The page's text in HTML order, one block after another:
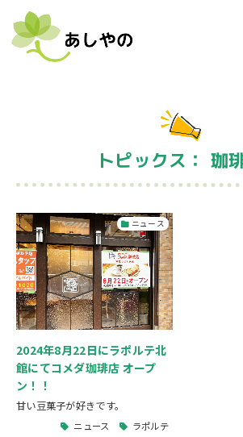
トピックス： 珈
ニュース
2024年8月22日にラポルテ北
館にてコメダ珈琲店 オープ
ン！！
甘い豆菓子が好きです。
ニュース
ラポルテ